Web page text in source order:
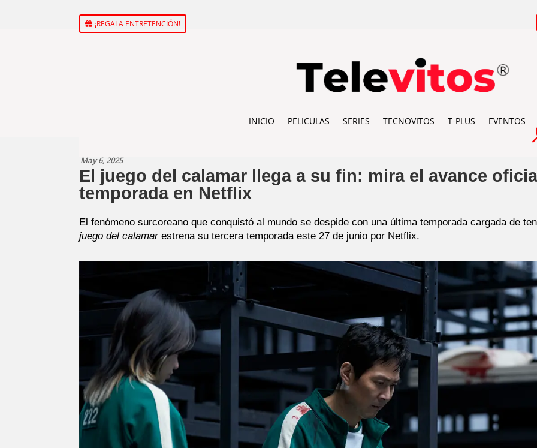
¡REGALA ENTRETENCIÓN!
INICIO PELICULAS SERIES TECNOVITOS T-PLUS EVENTOS
May 6, 2025
El juego del calamar llega a su fin: mira el avance
temporada en Netflix
El fenómeno surcoreano que conquistó al mundo se despide con una última temporada cargada de
juego del calamarestrena su tercera temporada este 27 de junio por Netflix.